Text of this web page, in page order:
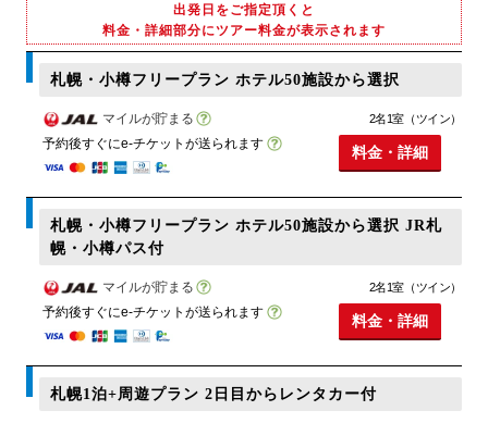
出発日をご指定頂くと
料金・詳細部分にツアー料金が表示されます
札幌・小樽フリープラン ホテル50施設から選択
マイルが貯まる
予約後すぐにe-チケットが送られます
2名1室（ツイン）
料金・詳細
札幌・小樽フリープラン ホテル50施設から選択 JR札
幌・小樽パス付
マイルが貯まる
予約後すぐにe-チケットが送られます
2名1室（ツイン）
料金・詳細
札幌1泊+周遊プラン 2日目からレンタカー付